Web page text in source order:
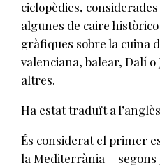
ciclopèdies,
algunes de caire
gràfiques sobre la cuina
valenciana, balear, Dalí
altres.
Ha estat traduït a
És considerat el primer
la Mediterrània —segons